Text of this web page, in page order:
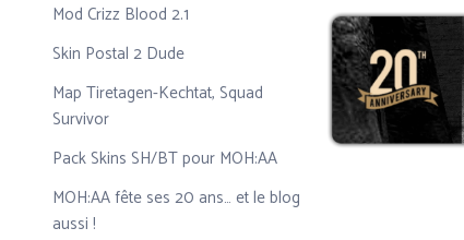
Mod Crizz Blood 2.1
Skin Postal 2 Dude
Map Tiretagen-Kechtat, Squad
Survivor
Pack Skins SH/BT pour MOH:AA
MOH:AA fête ses 20 ans… et le blog
aussi !